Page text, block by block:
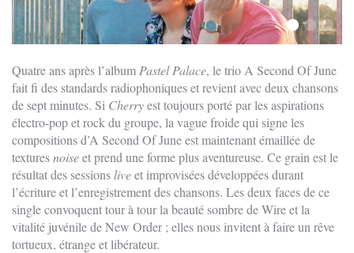
Quatre ans après l’album Pastel Palace, le trio A Second Of June
fait fi des standards radiophoniques et revient avec deux chansons
de sept minutes. Si Cherryest toujours porté par les aspirations
électro-pop et rock du groupe, la vague froide qui signe les
compositions d’A Second Of June est maintenant émaillée de
texturesnoiseet prend une forme plus aventureuse. Ce grain est le
résultat des sessionsliveet improvisées développées durant
l’écriture et l’enregistrement des chansons. Les deux faces de ce
single convoquent tour à tour la beauté sombre de Wire et la
vitalité juvénile de New Order ; elles nous invitent à faire un rêve
tortueux, étrange et libérateur.